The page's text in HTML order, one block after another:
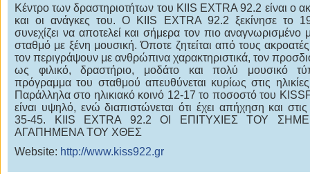
Κέντρο των δραστηριοτήτων του KIIS EXTRA 92.2 είναι ο
και οι ανάγκες του. Ο KIIS EXTRA 92.2 ξεκίνησε το
συνεχίζει να αποτελεί και σήμερα τον πιο αναγνωρισμένο
σταθμό με ξένη μουσική. Όποτε ζητείται από τους
τον περιγράψουν με ανθρώπινα χαρακτηριστικά, τον
ως φιλικό, δραστήριο, μοδάτο και πολύ μουσικό
πρόγραμμα του σταθμού απευθύνεται κυρίως στις
Παράλληλα στο ηλικιακό κοινό 12-17 το ποσοστό του
είναι υψηλό, ενώ διαπιστώνεται ότι έχει απήχηση και στις
35-45. KIIS EXTRA 92.2 ΟΙ ΕΠΙΤΥΧΙΕΣ ΤΟΥ
ΑΓΑΠΗΜΕΝΑ ΤΟΥ ΧΘΕΣ
Website: http://www.kiss922.gr